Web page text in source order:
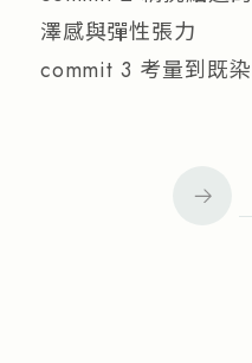
澤感與彈性張力
commit 3 考量到既